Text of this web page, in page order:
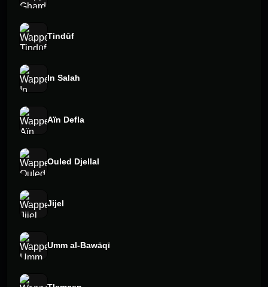
Tindūf
In Salah
Aïn Defla
Ouled Djellal
Jijel
Umm al-Bawāqī